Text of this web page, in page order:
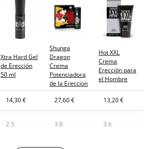
Paquete discreto y sin distintivos
3 años de garantía
El en 24 horas hábiles (fecha estimada)
Xtra Hard Gel
de Erección
50 ml
Shunga
Dragon
Crema
Potenciadora
de la Ereccion
Hot XXL
Crema
Erección para
el Hombre
14,30 € 27,60 € 13,20 €
2.5 3.8 3.6